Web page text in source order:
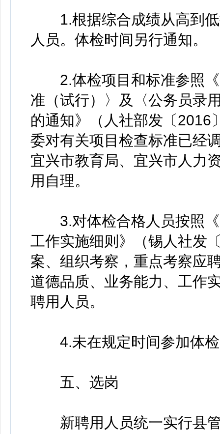
1.根据综合成绩从高到低
人员。体检时间另行通知。
2.体检项目和标准参照《
准（试行）〉及〈公务员录
的通知》（人社部发〔2016
委对有关项目检查标准已经
宜兴市教育局、宜兴市人力
用自理。
3.对体检合格人员按照《
工作实施细则》（锡人社发
案、组织考察，重点考察应
道德品质、业务能力、工作
聘用人员。
4.未在规定时间参加体检
五、选岗
新聘用人员统一实行县管